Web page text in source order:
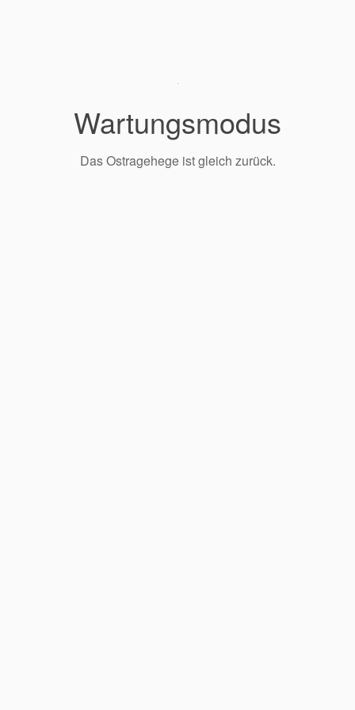
Wartungsmodus
Das Ostragehege ist gleich zurück.